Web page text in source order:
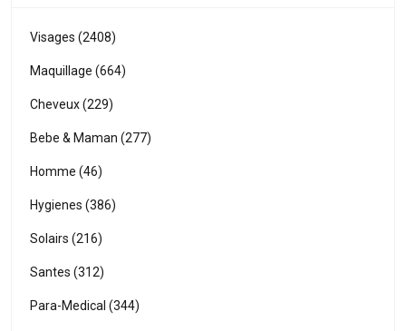
Visages (2408)
Maquillage (664)
Cheveux (229)
Bebe & Maman (277)
Homme (46)
Hygienes (386)
Solairs (216)
Santes (312)
Para-Medical (344)